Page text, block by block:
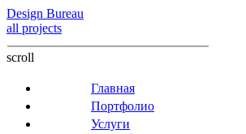
Design Bureau
all projects
scroll
Главная
Портфолио
Услуги